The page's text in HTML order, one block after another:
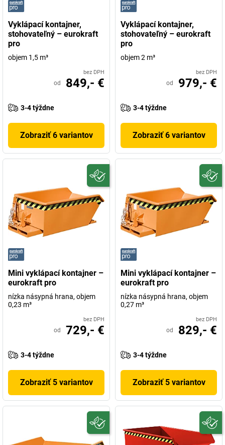
Vyklápací kontajner,
stohovateľný – eurokraft
pro
objem 1,5 m³
bez DPH
od 849,- €
3-4 týždne
Zobraziť 6 variantov
Vyklápací kontajner,
stohovateľný – eurokraft
pro
objem 2 m³
bez DPH
od 979,- €
3-4 týždne
Zobraziť 6 variantov
Mini vyklápací kontajner –
eurokraft pro
nízka násypná hrana, objem
0,23 m³
bez DPH
od 729,- €
3-4 týždne
Zobraziť 5 variantov
Mini vyklápací kontajner –
eurokraft pro
nízka násypná hrana, objem
0,27 m³
bez DPH
od 829,- €
3-4 týždne
Zobraziť 5 variantov